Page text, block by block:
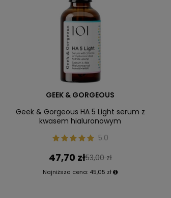
GEEK & GORGEOUS
Geek & Gorgeous HA 5 Light serum z
kwasem hialuronowym
5.0
47,70 zł53,00 zł
Najniższa cena: 45,05 zł